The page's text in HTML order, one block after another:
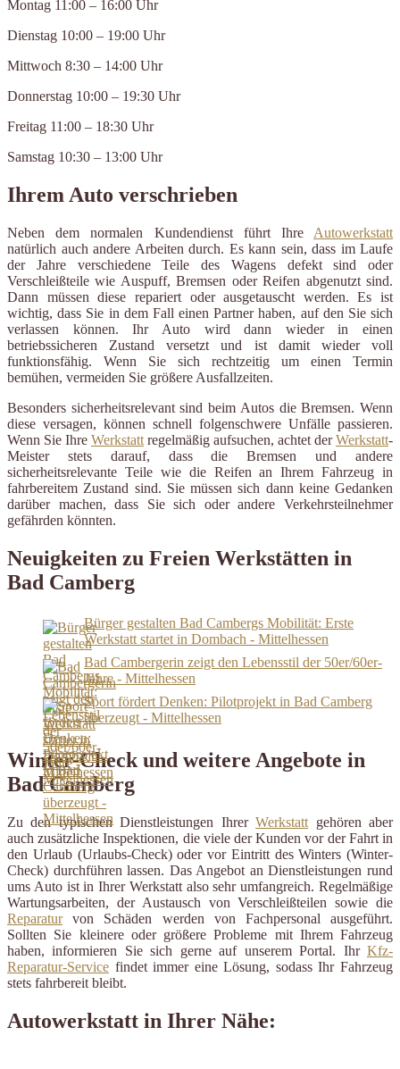
Montag 11:00 – 16:00 Uhr
Dienstag 10:00 – 19:00 Uhr
Mittwoch 8:30 – 14:00 Uhr
Donnerstag 10:00 – 19:30 Uhr
Freitag 11:00 – 18:30 Uhr
Samstag 10:30 – 13:00 Uhr
Ihrem Auto verschrieben
Neben dem normalen Kundendienst führt Ihre Autowerkstatt
natürlich auch andere Arbeiten durch. Es kann sein, dass im Laufe
der Jahre verschiedene Teile des Wagens defekt sind oder
Verschleißteile wie Auspuff, Bremsen oder Reifen abgenutzt sind.
Dann müssen diese repariert oder ausgetauscht werden. Es ist
wichtig, dass Sie in dem Fall einen Partner haben, auf den Sie sich
verlassen können. Ihr Auto wird dann wieder in einen
betriebssicheren Zustand versetzt und ist damit wieder voll
funktionsfähig. Wenn Sie sich rechtzeitig um einen Termin
bemühen, vermeiden Sie größere Ausfallzeiten.
Besonders sicherheitsrelevant sind beim Autos die Bremsen. Wenn
diese versagen, können schnell folgenschwere Unfälle passieren.
Wenn Sie Ihre Werkstatt regelmäßig aufsuchen, achtet derWerkstatt-
Meister stets darauf, dass die Bremsen und andere
sicherheitsrelevante Teile wie die Reifen an Ihrem Fahrzeug in
fahrbereitem Zustand sind. Sie müssen sich dann keine Gedanken
darüber machen, dass Sie sich oder andere Verkehrsteilnehmer
gefährden könnten.
Neuigkeiten zu Freien Werkstätten in
Bad Camberg
Bürger gestalten Bad Cambergs Mobilität: Erste
Werkstatt startet in Dombach - Mittelhessen
Bad Cambergerin zeigt den Lebensstil der 50er/60er-
Jahre - Mittelhessen
Sport fördert Denken: Pilotprojekt in Bad Camberg
überzeugt - Mittelhessen
Winter-Check und weitere Angebote in
Bad Camberg
Zu den typischen Dienstleistungen IhrerWerkstatt gehören aber
auch zusätzliche Inspektionen, die viele der Kunden vor der Fahrt in
den Urlaub (Urlaubs-Check) oder vor Eintritt des Winters (Winter-
Check) durchführen lassen. Das Angebot an Dienstleistungen rund
ums Auto ist in Ihrer Werkstatt also sehr umfangreich. Regelmäßige
Wartungsarbeiten, der Austausch von Verschleißteilen sowie die
Reparaturvon Schäden werden von Fachpersonal ausgeführt.
Sollten Sie kleinere oder größere Probleme mit Ihrem Fahrzeug
haben, informieren Sie sich gerne auf unserem Portal. Ihr Kfz-
Reparatur-Service findet immer eine Lösung, sodass Ihr Fahrzeug
stets fahrbereit bleibt.
Autowerkstatt in Ihrer Nähe: